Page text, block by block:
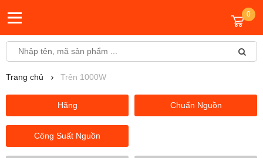
0
Trang chủ Trên 1000W
Hãng Chuẩn Nguồn
Công Suất Nguồn